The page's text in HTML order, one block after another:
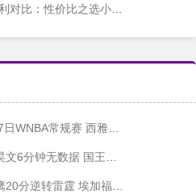
价比之选小贾巴里 完胜顶薪班凯罗
常规赛 西雅图风暴 82 - 64 洛杉矶火花
无数据 国王险胜雄鹿 7号秀阿卡夫22分
雷霆 埃加福19+15 马拉9中3&4帽5失误